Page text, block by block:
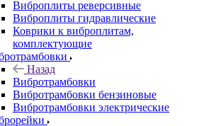
Виброплиты реверсивные
Виброплиты гидравлические
Коврики к виброплитам,
комплектующие
Назад
Вибротрамбовки
Вибротрамбовки бензиновые
Вибротрамбовки электрические